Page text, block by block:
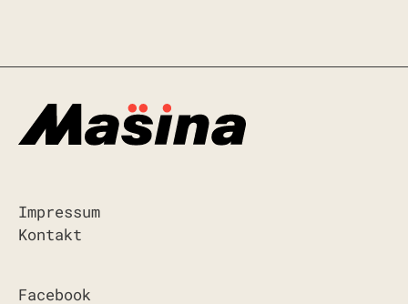
Impressum
Kontakt
Facebook